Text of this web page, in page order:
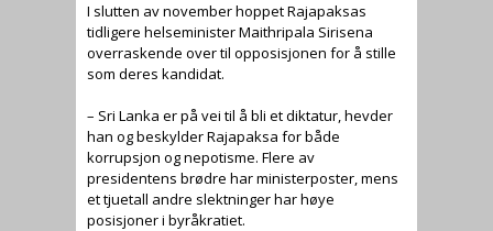
I slutten av november hoppet Rajapaksas
tidligere helseminister Maithripala Sirisena
overraskende over til opposisjonen for å stille
som deres kandidat.
– Sri Lanka er på vei til å bli et diktatur, hevder
han og beskylder Rajapaksa for både
korrupsjon og nepotisme. Flere av
presidentens brødre har ministerposter, mens
et tjuetall andre slektninger har høye
posisjoner i byråkratiet.